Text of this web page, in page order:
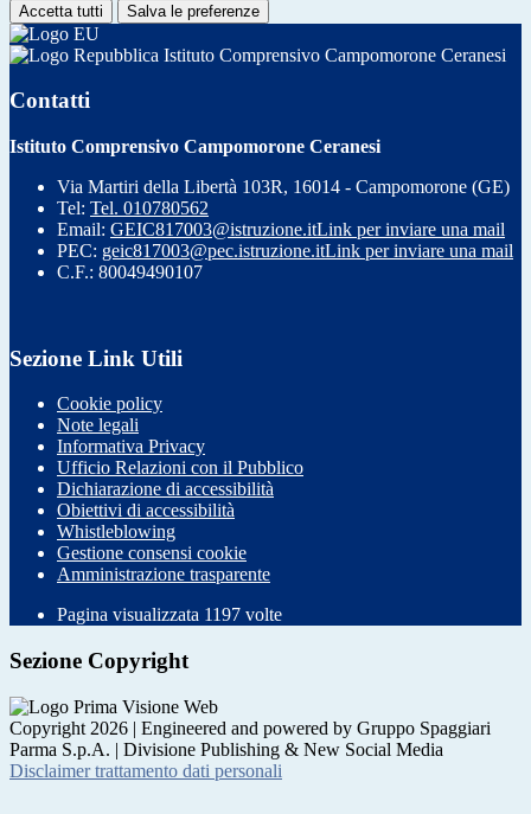
Accetta tutti Salva le preferenze
Istituto Comprensivo Campomorone Ceranesi
Contatti
Istituto Comprensivo Campomorone Ceranesi
Via Martiri della Libertà 103R, 16014 - Campomorone (GE)
Tel: Tel. 010780562
Email: GEIC817003@istruzione.itLink per inviare una mail
PEC: geic817003@pec.istruzione.itLink per inviare una mail
C.F.: 80049490107
Sezione Link Utili
Cookie policy
Note legali
Informativa Privacy
Ufficio Relazioni con il Pubblico
Dichiarazione di accessibilità
Obiettivi di accessibilità
Whistleblowing
Gestione consensi cookie
Amministrazione trasparente
Pagina visualizzata 1197 volte
Sezione Copyright
Copyright 2026 | Engineered and powered by Gruppo Spaggiari
Parma S.p.A. | Divisione Publishing & New Social Media
Disclaimer trattamento dati personali